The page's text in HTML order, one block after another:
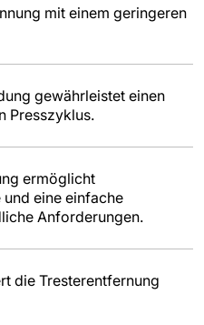
mit einem geringeren
gewährleistet einen
Presszyklus.
ermöglicht
eine einfache
Anforderungen.
die Tresterentfernung